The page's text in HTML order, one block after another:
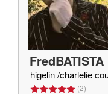
higelin /charlelie
(2)